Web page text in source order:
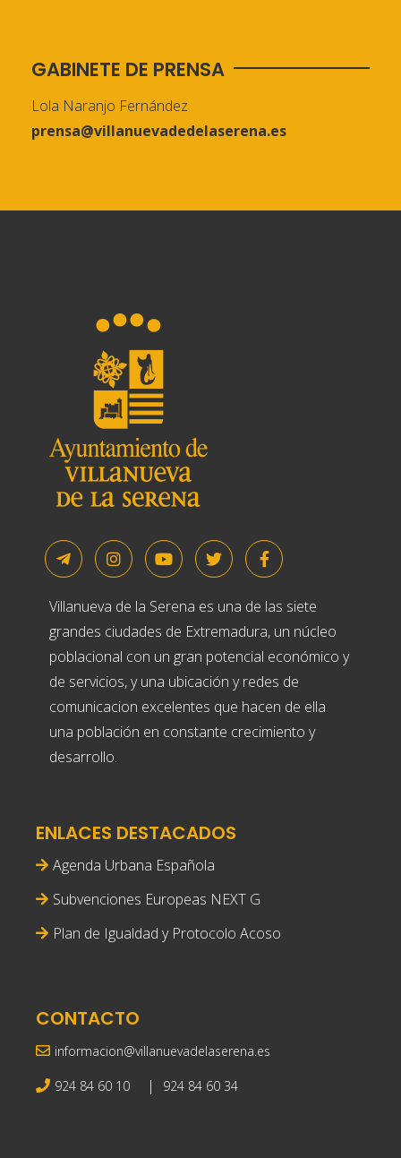
GABINETE DE PRENSA
Lola Naranjo Fernández
prensa@villanuevadedelaserena.es
Villanueva de la Serena es una de las siete
grandes ciudades de Extremadura, un núcleo
poblacional con un gran potencial económico y
de servicios, y una ubicación y redes de
comunicacion excelentes que hacen de ella
una población en constante crecimiento y
desarrollo.
ENLACES DESTACADOS
Agenda Urbana Española
Subvenciones Europeas NEXT G
Plan de Igualdad y Protocolo Acoso
CONTACTO
informacion@villanuevadelaserena.es
924 84 60 10 | 924 84 60 34